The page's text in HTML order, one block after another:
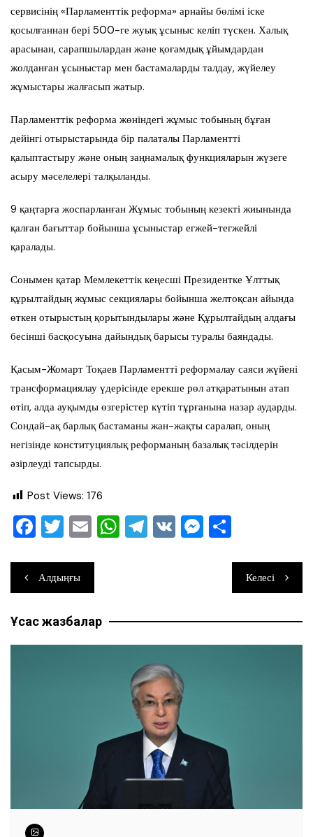
сервисінің «Парламенттік реформа» арнайы бөлімі іске
қосылғаннан бері 500-ге жуық ұсыныс келіп түскен. Халық
арасынан, сарапшылардан және қоғамдық ұйымдардан
жолданған ұсыныстар мен бастамаларды талдау, жүйелеу
жұмыстары жалғасып жатыр.
Парламенттік реформа жөніндегі жұмыс тобының бұған
дейінгі отырыстарында бір палаталы Парламентті
қалыптастыру және оның заңнамалық функцияларын жүзеге
асыру мәселелері талқыланды.
9 қаңтарға жоспарланған Жұмыс тобының кезекті жиынында
қалған бағыттар бойынша ұсыныстар егжей-тегжейлі
қаралады.
Сонымен қатар Мемлекеттік кеңесші Президентке Ұлттық
құрылтайдың жұмыс секциялары бойынша желтоқсан айында
өткен отырыстың қорытындылары және Құрылтайдың алдағы
бесінші басқосуына дайындық барысы туралы баяндады.
Қасым-Жомарт Тоқаев Парламентті реформалау саяси жүйені
трансформациялау үдерісінде ерекше рөл атқаратынын атап
өтіп, алда ауқымды өзгерістер күтіп тұрғанына назар аударды.
Сондай-ақ барлық бастаманы жан-жақты саралап, оның
негізінде конституциялық реформаның базалық тәсілдерін
әзірлеуді тапсырды.
Post Views: 176
F
c
e
b
o
T
tt
er
E
ai
l
W
A
p
T
a
m
V M
n
g
ра
ви
ть
Навигация
по
записям
Алдыңғы Келесі
Ұқсас жазбалар